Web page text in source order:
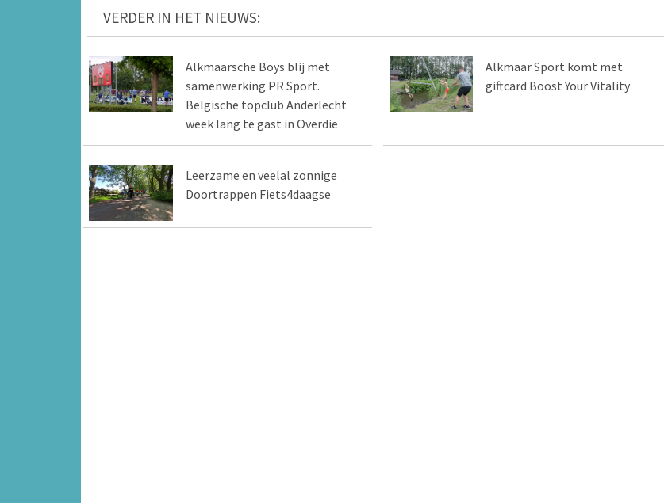
VERDER IN HET NIEUWS:
Alkmaarsche Boys blij met
samenwerking PR Sport.
Belgische topclub Anderlecht
week lang te gast in Overdie
Alkmaar Sport komt met
giftcard Boost Your Vitality
Leerzame en veelal zonnige
Doortrappen Fiets4daagse